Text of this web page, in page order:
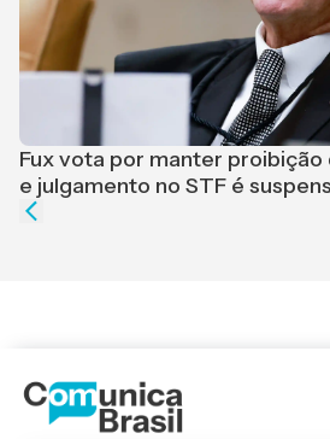
Fux vota por manter proibição
e julgamento no STF é